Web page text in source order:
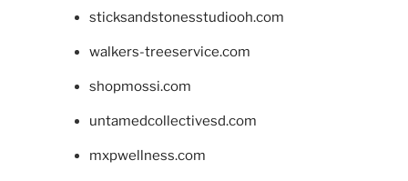
sticksandstonesstudiooh.com
walkers-treeservice.com
shopmossi.com
untamedcollectivesd.com
mxpwellness.com